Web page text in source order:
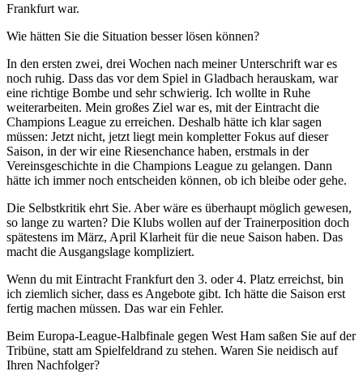
Frankfurt war.
Wie hätten Sie die Situation besser lösen können?
In den ersten zwei, drei Wochen nach meiner Unterschrift war es
noch ruhig. Dass das vor dem Spiel in Gladbach herauskam, war
eine richtige Bombe und sehr schwierig. Ich wollte in Ruhe
weiterarbeiten. Mein großes Ziel war es, mit der Eintracht die
Champions League zu erreichen. Deshalb hätte ich klar sagen
müssen: Jetzt nicht, jetzt liegt mein kompletter Fokus auf dieser
Saison, in der wir eine Riesenchance haben, erstmals in der
Vereinsgeschichte in die Champions League zu gelangen. Dann
hätte ich immer noch entscheiden können, ob ich bleibe oder gehe.
Die Selbstkritik ehrt Sie. Aber wäre es überhaupt möglich gewesen,
so lange zu warten? Die Klubs wollen auf der Trainerposition doch
spätestens im März, April Klarheit für die neue Saison haben. Das
macht die Ausgangslage kompliziert.
Wenn du mit Eintracht Frankfurt den 3. oder 4. Platz erreichst, bin
ich ziemlich sicher, dass es Angebote gibt. Ich hätte die Saison erst
fertig machen müssen. Das war ein Fehler.
Beim Europa-League-Halbfinale gegen West Ham saßen Sie auf der
Tribüne, statt am Spielfeldrand zu stehen. Waren Sie neidisch auf
Ihren Nachfolger?